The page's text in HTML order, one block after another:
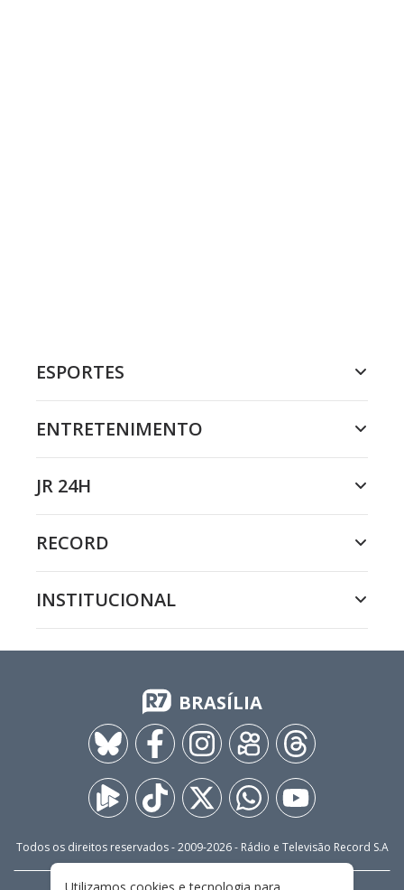
ESPORTES
ENTRETENIMENTO
JR 24H
RECORD
INSTITUCIONAL
BRASÍLIA
Todos os direitos reservados - 2009-2026- Rádio e Televisão Record S.A